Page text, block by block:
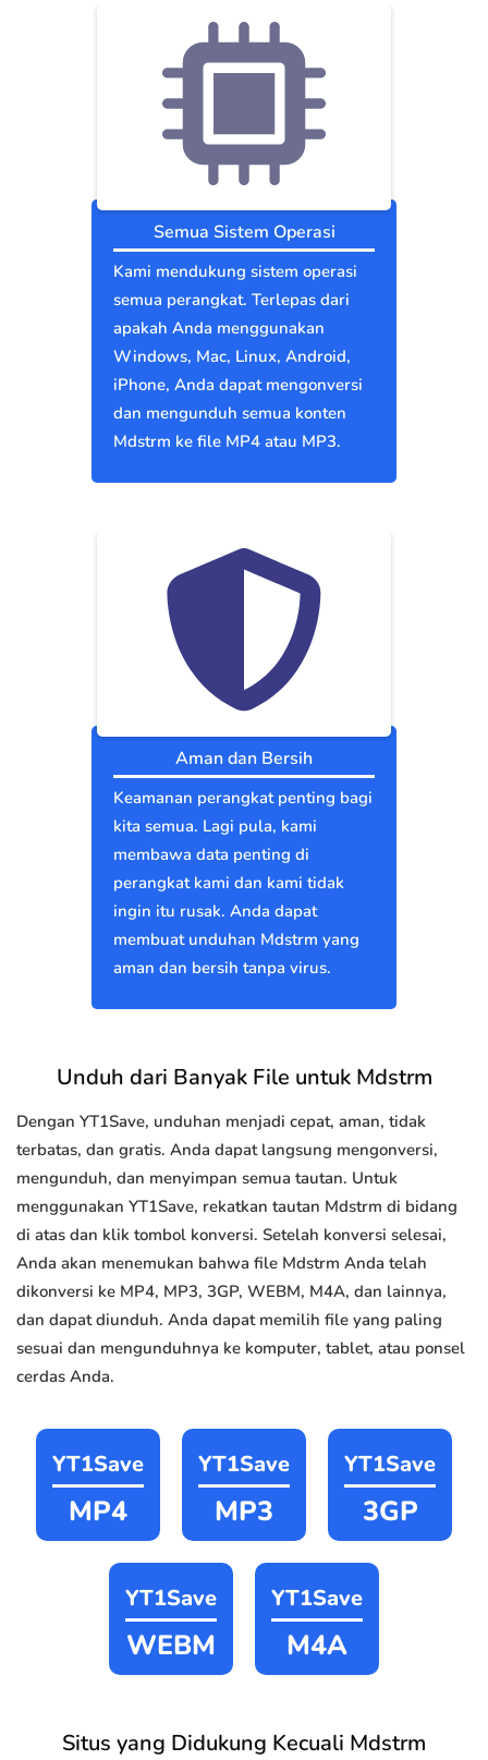
Semua Sistem Operasi
Kami mendukung sistem operasi
semua perangkat. Terlepas dari
apakah Anda menggunakan
Windows, Mac, Linux, Android,
iPhone, Anda dapat mengonversi
dan mengunduh semua konten
Mdstrm ke file MP4 atau MP3.
Aman dan Bersih
Keamanan perangkat penting bagi
kita semua. Lagi pula, kami
membawa data penting di
perangkat kami dan kami tidak
ingin itu rusak. Anda dapat
membuat unduhan Mdstrm yang
aman dan bersih tanpa virus.
Unduh dari Banyak File untuk Mdstrm
Dengan YT1Save, unduhan menjadi cepat, aman, tidak
terbatas, dan gratis. Anda dapat langsung mengonversi,
mengunduh, dan menyimpan semua tautan. Untuk
menggunakan YT1Save, rekatkan tautan Mdstrm di bidang
di atas dan klik tombol konversi. Setelah konversi selesai,
Anda akan menemukan bahwa file Mdstrm Anda telah
dikonversi ke MP4, MP3, 3GP, WEBM, M4A, dan lainnya,
dan dapat diunduh. Anda dapat memilih file yang paling
sesuai dan mengunduhnya ke komputer, tablet, atau ponsel
cerdas Anda.
YT1Save
MP4
YT1Save
MP3
YT1Save
3GP
YT1Save
WEBM
YT1Save
M4A
Situs yang Didukung Kecuali Mdstrm